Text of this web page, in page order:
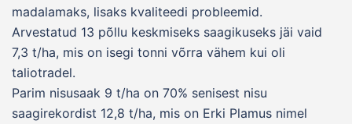
madalamaks, lisaks kvaliteedi probleemid.
Arvestatud 13 põllu keskmiseks saagikuseks jäi vaid
7,3 t/ha, mis on isegi tonni võrra vähem kui oli
taliotradel.
Parim nisusaak 9 t/ha on 70% senisest nisu
saagirekordist 12,8 t/ha, mis on Erki Plamus nimel